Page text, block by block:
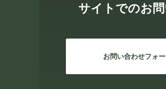
サイトでのお
お問い合わせフォ